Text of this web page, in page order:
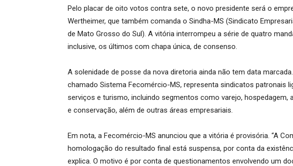
Pelo placar de oito votos contra sete, o novo presidente será o
Wertheimer, que também comanda o Sindha-MS (Sindicato
de Mato Grosso do Sul). A vitória interrompeu a série de quatro
inclusive, os últimos com chapa única, de consenso.
A solenidade de posse da nova diretoria ainda não tem data
chamado Sistema Fecomércio-MS, representa sindicatos patronais
serviços e turismo, incluindo segmentos como varejo, hospedagem,
e conservação, além de outras áreas empresariais.
Em nota, a Fecomércio-MS anunciou que a vitória é provisória. “A
homologação do resultado final está suspensa, por conta da
explica. O motivo é por conta de questionamentos envolvendo um